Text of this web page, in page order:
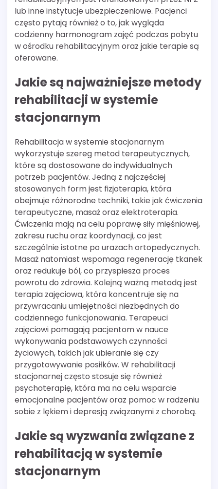
lub inne instytucje ubezpieczeniowe. Pacjenci
często pytają również o to, jak wygląda
codzienny harmonogram zajęć podczas pobytu
w ośrodku rehabilitacyjnym oraz jakie terapie są
oferowane.
Jakie są najważniejsze metody
rehabilitacji w systemie
stacjonarnym
Rehabilitacja w systemie stacjonarnym
wykorzystuje szereg metod terapeutycznych,
które są dostosowane do indywidualnych
potrzeb pacjentów. Jedną z najczęściej
stosowanych form jest fizjoterapia, która
obejmuje różnorodne techniki, takie jak ćwiczenia
terapeutyczne, masaż oraz elektroterapia.
Ćwiczenia mają na celu poprawę siły mięśniowej,
zakresu ruchu oraz koordynacji, co jest
szczególnie istotne po urazach ortopedycznych.
Masaż natomiast wspomaga regenerację tkanek
oraz redukuje ból, co przyspiesza proces
powrotu do zdrowia. Kolejną ważną metodą jest
terapia zajęciowa, która koncentruje się na
przywracaniu umiejętności niezbędnych do
codziennego funkcjonowania. Terapeuci
zajęciowi pomagają pacjentom w nauce
wykonywania podstawowych czynności
życiowych, takich jak ubieranie się czy
przygotowywanie posiłków. W rehabilitacji
stacjonarnej często stosuje się również
psychoterapię, która ma na celu wsparcie
emocjonalne pacjentów oraz pomoc w radzeniu
sobie z lękiem i depresją związanymi z chorobą.
Jakie są wyzwania związane z
rehabilitacją w systemie
stacjonarnym